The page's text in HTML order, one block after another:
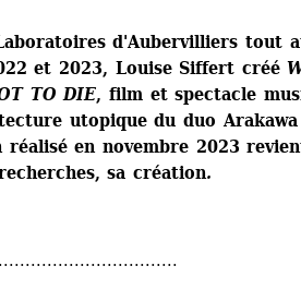
d'Aubervilliers tout
et 2023, Louise Siffert créé
TO DIE, film et spectacle
utopique du duo
réalisé en novembre 2023
sa création.